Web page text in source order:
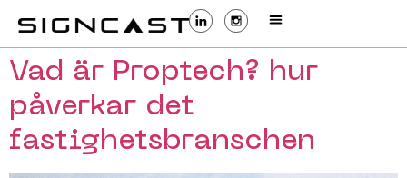
Vad är Proptech? hur
påverkar det
fastighetsbranschen